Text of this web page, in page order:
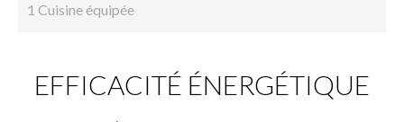
1 Cuisine équipée
EFFICACITÉ ÉNERGÉTIQUE